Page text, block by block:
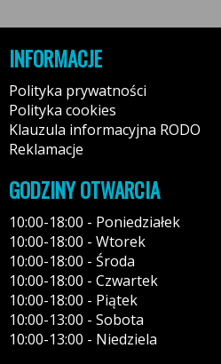
INFORMACJE
Polityka prywatności
Polityka cookies
Klauzula informacyjna RODO
Reklamacje
GODZINY OTWARCIA
10:00-18:00 - Poniedziałek
10:00-18:00 - Wtorek
10:00-18:00 - Środa
10:00-18:00 - Czwartek
10:00-18:00 - Piątek
10:00-13:00 - Sobota
10:00-13:00 - Niedziela